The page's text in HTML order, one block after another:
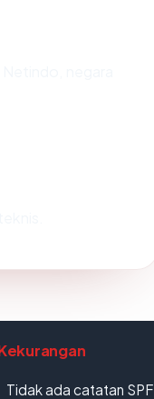
Tidak ada catatan